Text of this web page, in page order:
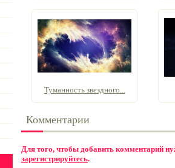
Туманность звездного...
Комментарии
Для того, чтобы добавить комментарий
зарегистрируйтесь.